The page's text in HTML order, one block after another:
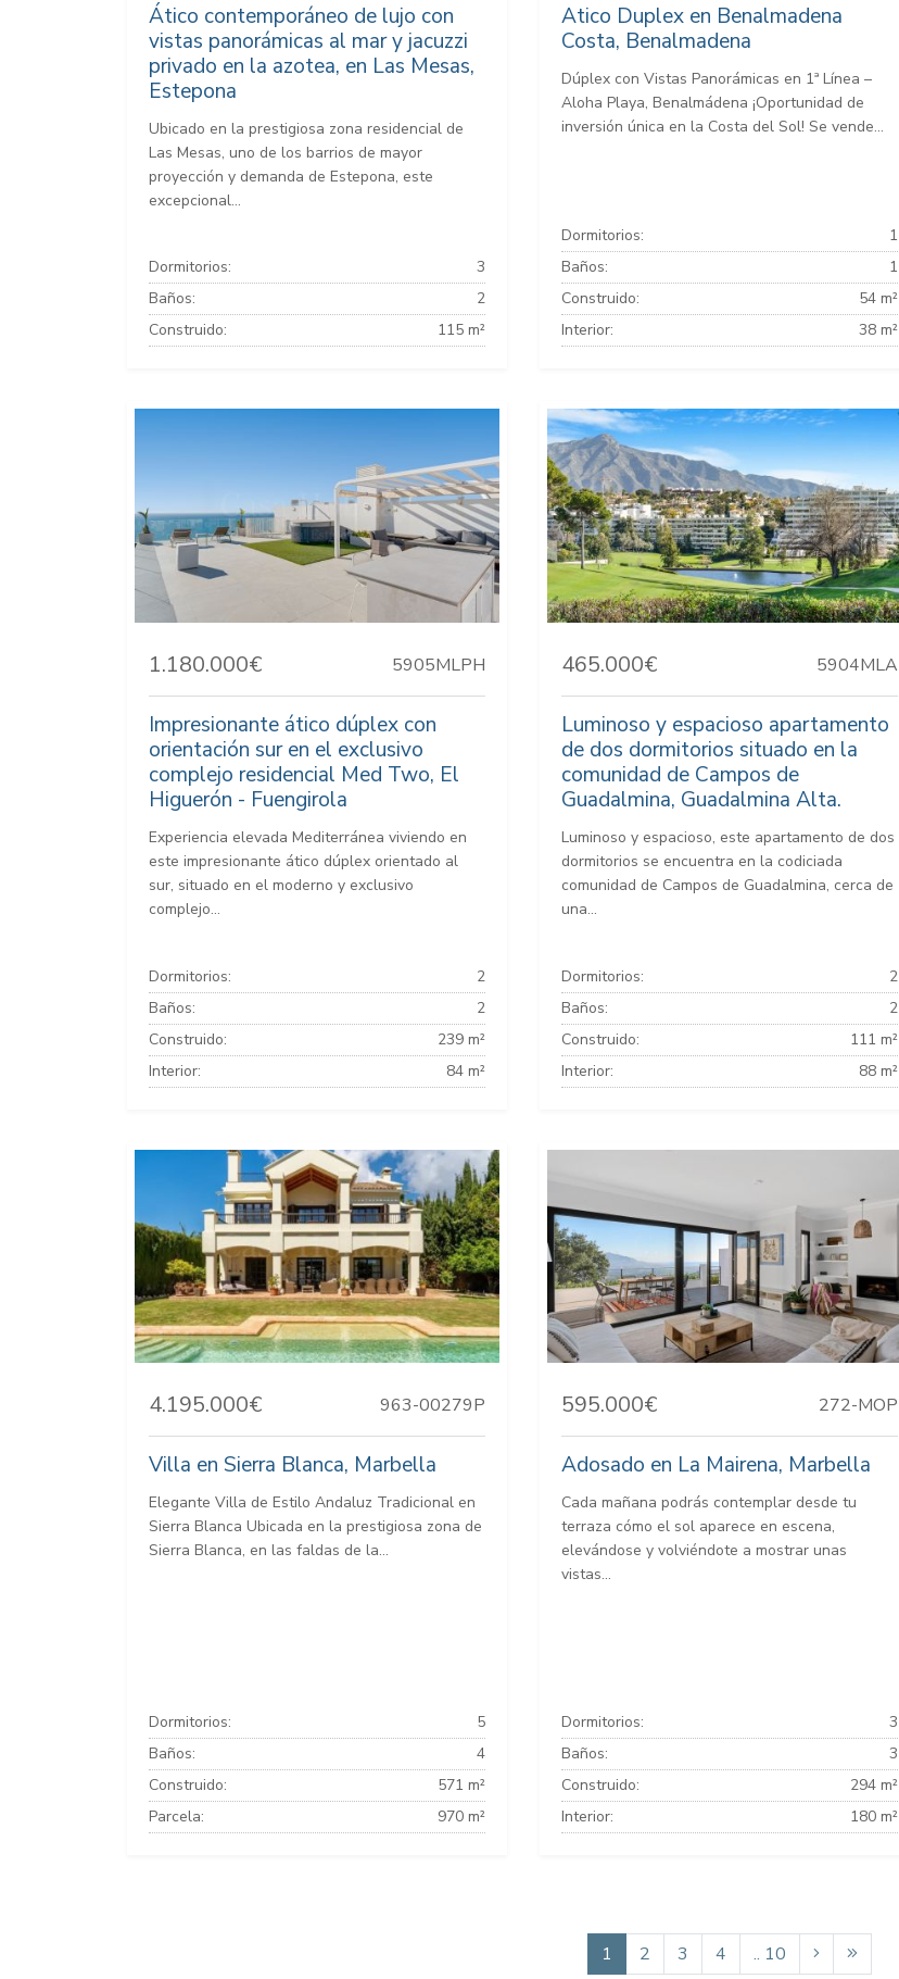
Ático contemporáneo de lujo con
vistas panorámicas al mar y jacuzzi
privado en la azotea, en Las Mesas,
Estepona
Ubicado en la prestigiosa zona residencial de
Las Mesas, uno de los barrios de mayor
proyección y demanda de Estepona, este
excepcional...
Dormitorios:
3
Baños:
2
Construido:
115 m²
Atico Duplex en Benalmadena
Costa, Benalmadena
Dúplex con Vistas Panorámicas en 1ª Línea –
Aloha Playa, Benalmádena ¡Oportunidad de
inversión única en la Costa del Sol! Se vende...
Dormitorios:
1
Baños:
1
Construido:
54 m²
Interior:
38 m²
1.180.000€ 5905MLPH
Impresionante ático dúplex con
orientación sur en el exclusivo
complejo residencial Med Two, El
Higuerón - Fuengirola
Experiencia elevada Mediterránea viviendo en
este impresionante ático dúplex orientado al
sur, situado en el moderno y exclusivo
complejo...
Dormitorios:
2
Baños:
2
Construido:
239 m²
Interior:
84 m²
465.000€ 5904MLA
Luminoso y espacioso apartamento
de dos dormitorios situado en la
comunidad de Campos de
Guadalmina, Guadalmina Alta.
Luminoso y espacioso, este apartamento de dos
dormitorios se encuentra en la codiciada
comunidad de Campos de Guadalmina, cerca de
una...
Dormitorios:
2
Baños:
2
Construido:
111 m²
Interior:
88 m²
4.195.000€ 963-00279P
Villa en Sierra Blanca, Marbella
Elegante Villa de Estilo Andaluz Tradicional en
Sierra Blanca Ubicada en la prestigiosa zona de
Sierra Blanca, en las faldas de la...
Dormitorios:
5
Baños:
4
Construido:
571 m²
Parcela:
970 m²
595.000€ 272-MOP
Adosado en La Mairena, Marbella
Cada mañana podrás contemplar desde tu
terraza cómo el sol aparece en escena,
elevándose y volviéndote a mostrar unas
vistas...
Dormitorios:
3
Baños:
3
Construido:
294 m²
Interior:
180 m²
1 2 3 4 .. 10